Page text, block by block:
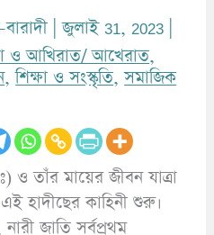
|জুলাই 31, 2023
ও আখিরাত/ আখেরাত,
,শিক্ষা ও সংস্কৃতি,সমাজিক
ও তাঁর মায়ের জীবন যাত্রা
হাদীছের কাহিনী শুরু।
জাতি সর্বপ্রথম